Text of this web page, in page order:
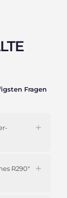
Fragen
R290"